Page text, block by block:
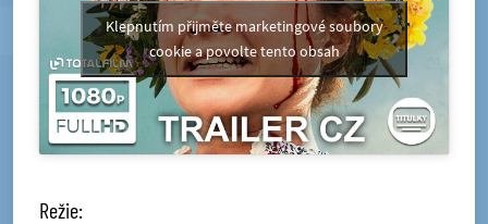
Klepnutím přijměte marketingové soubory
cookie a povolte tento obsah
Režie: